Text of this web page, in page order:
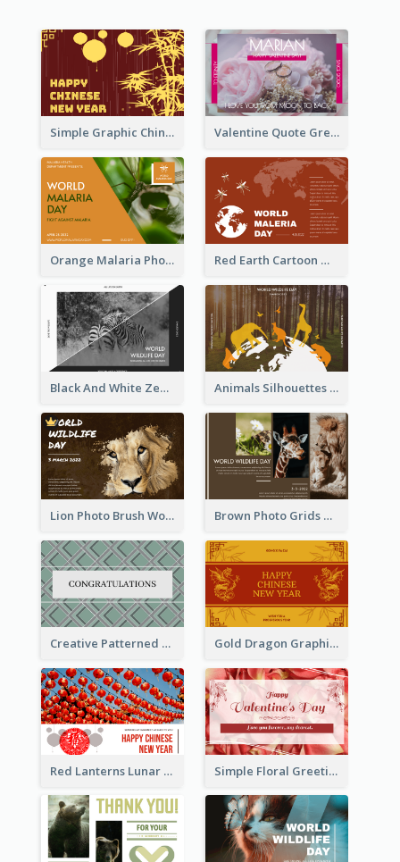
Simple Graphic Chinese New Year In Red And Yellow Valentine Quote Greeting Card
Orange Malaria Photo World Malaria Day Greeting Card Red Earth Cartoon World Malaria Day Greeting Card
Black And White Zebra World Wildlife Day Greeting Card Animals Silhouettes World Wildlife Day Greeting Card
Lion Photo Brush World Wildlife Day Greeting Card Brown Photo Grids World Wildlife Day Greeting Card
Creative Patterned Congratulations Greeting Card Gold Dragon Graphic Lunar New Year Greeting Card
Red Lanterns Lunar New Year Greeting Card Simple Floral Greeting Card Of Valentine's Day